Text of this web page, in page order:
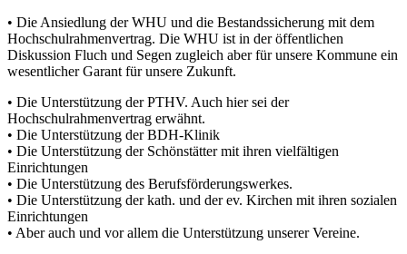
• Die Ansiedlung der WHU und die Bestandssicherung mit dem
Hochschulrahmenvertrag. Die WHU ist in der öffentlichen
Diskussion Fluch und Segen zugleich aber für unsere Kommune ein
wesentlicher Garant für unsere Zukunft.
• Die Unterstützung der PTHV. Auch hier sei der
Hochschulrahmenvertrag erwähnt.
• Die Unterstützung der BDH-Klinik
• Die Unterstützung der Schönstätter mit ihren vielfältigen
Einrichtungen
• Die Unterstützung des Berufsförderungswerkes.
• Die Unterstützung der kath. und der ev. Kirchen mit ihren sozialen
Einrichtungen
• Aber auch und vor allem die Unterstützung unserer Vereine.